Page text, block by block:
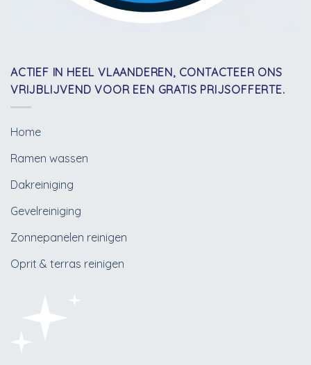
ACTIEF IN HEEL VLAANDEREN, CONTACTEER ONS
VRIJBLIJVEND VOOR EEN GRATIS PRIJSOFFERTE.
Home
Ramen wassen
Dakreiniging
Gevelreiniging
Zonnepanelen reinigen
Oprit & terras reinigen